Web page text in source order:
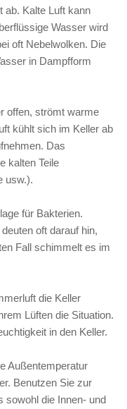
ab. Kalte Luft kann
Wasser wird
oft Nebelwolken. Die
in Dampfform
offen, strömt warme
kühlt sich im Keller ab
Das
kalten Teile
usw.).
für Bakterien.
oft darauf hin,
Fall schimmelt es im
die Keller
Lüften die Situation.
in den Keller.
Außentemperatur
Benutzen Sie zur
sowohl die Innen- und